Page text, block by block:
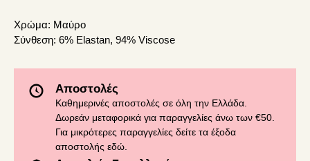
Χρώμα: Μαύρο
Σύνθεση: 6% Elastan, 94% Viscose
Αποστολές
Καθημερινές αποστολές σε όλη την Ελλάδα.
Δωρεάν μεταφορικά για παραγγελίες άνω των €50.
Για μικρότερες παραγγελίες δείτε τα έξοδα
αποστολής εδώ